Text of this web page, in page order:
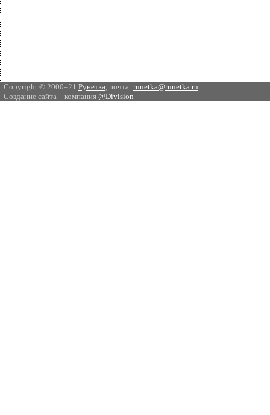
Copyright © 2000–21 Рунетка, почта: runetka@runetka.ru.
Создание сайта – компания @Division